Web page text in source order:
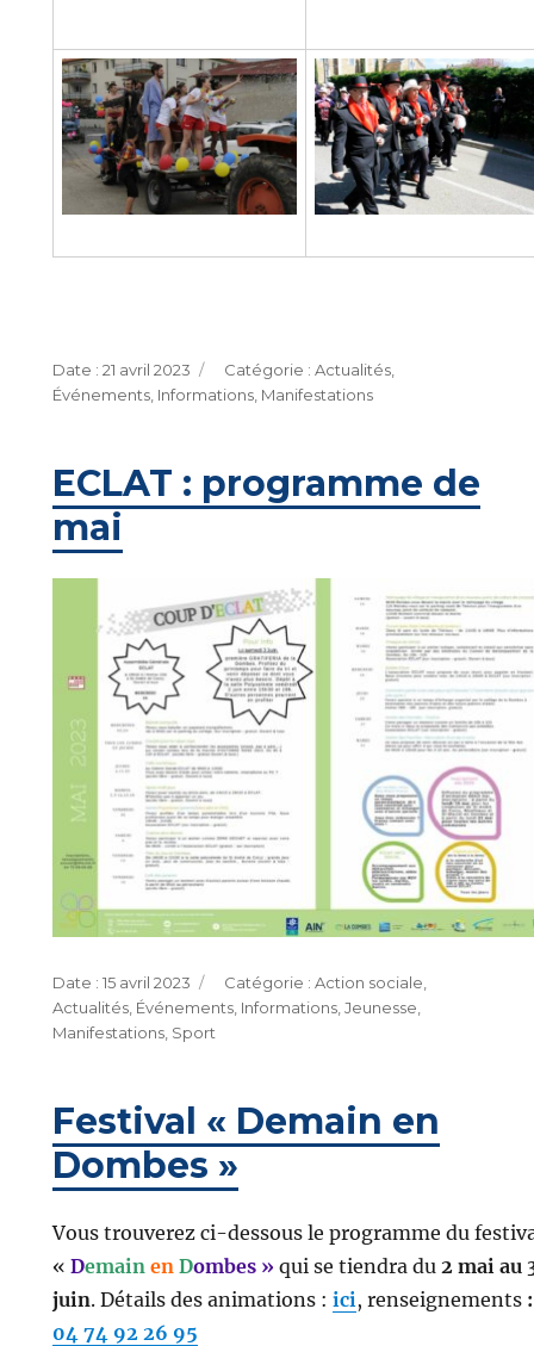
Publié
le
21 avril 2023 Catégories
Actualités,
Événements, Informations, Manifestations
ECLAT : programme de
mai
Publié
le
15 avril 2023 Catégories
Action sociale
Actualités, Événements, Informations, Jeunesse
Manifestations, Sport
Festival « Demain en
Dombes »
Vous trouverez ci-dessous le programme du
« Demain en Dombes » qui se tiendra du 2 mai au
juin. Détails des animations : ici , renseignements:
04 74 92 26 95